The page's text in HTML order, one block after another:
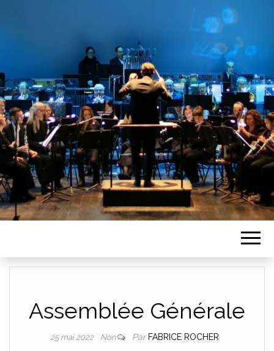
Assemblée Générale
25 mai 2022 Non Par FABRICE ROCHER